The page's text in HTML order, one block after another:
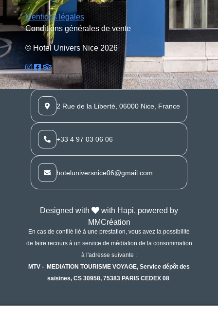
Mentions légales
Conditions générales de vente
© Hotel Univers Nice 2026
2 Rue de la Liberté, 06000 Nice, France
+33 4 97 03 06 06
hoteluniversnice06@gmail.com
Designed with
with Hapi, powered by
MMCréation
En cas de conflié lié à une prestation, vous avez la possibilité
de faire recours à un service de médiation de la consommation
à l'adresse suivante :
MTV - MEDIATION TOURISME VOYAGE, Service dépôt des
saisines, CS 30958, 75383 PARIS CEDEX 08